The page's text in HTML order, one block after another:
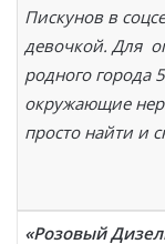
Пискунов в
девочкой. Для
родного города
окружающие
просто найти и
«Розовый